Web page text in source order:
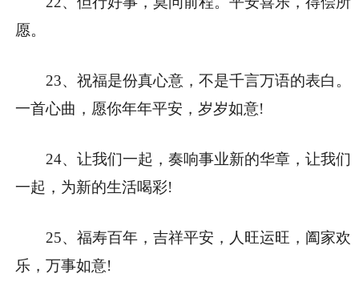
愿。
23、祝福是份真心意，不是千言万语的表白。
一首心曲，愿你年年平安，岁岁如意!
24、让我们一起，奏响事业新的华章，让我们
一起，为新的生活喝彩!
25、福寿百年，吉祥平安，人旺运旺，阖家欢
乐，万事如意!